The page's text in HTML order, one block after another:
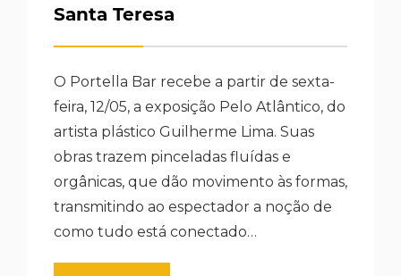
Santa Teresa
O Portella Bar recebe a partir de sexta-
feira, 12/05, a exposição Pelo Atlântico, do
artista plástico Guilherme Lima. Suas
obras trazem pinceladas fluídas e
orgânicas, que dão movimento às formas,
transmitindo ao espectador a noção de
como tudo está conectado…